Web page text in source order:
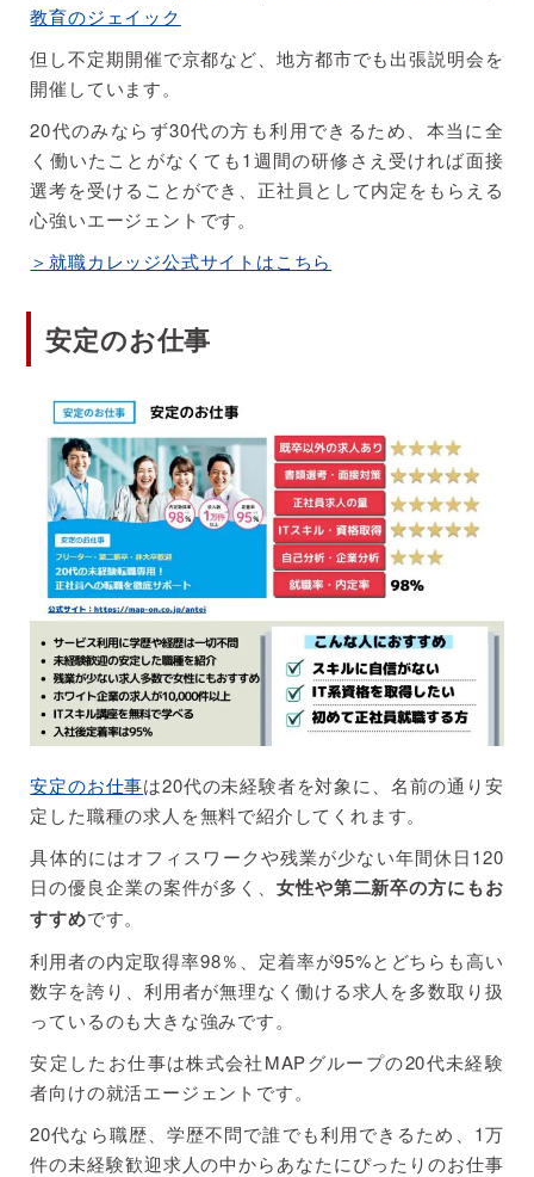
教育のジェイック
但し不定期開催で京都など、地方都市でも出張説明会を
開催しています。
20代のみならず30代の方も利用できるため、本当に全
く働いたことがなくても1週間の研修さえ受ければ面接
選考を受けることができ、正社員として内定をもらえる
心強いエージェントです。
＞就職カレッジ公式サイトはこちら
安定のお仕事
安定のお仕事は20代の未経験者を対象に、名前の通り安
定した職種の求人を無料で紹介してくれます。
具体的にはオフィスワークや残業が少ない年間休日120
日の優良企業の案件が多く、 女性や第二新卒の方にもお
すすめです。
利用者の内定取得率98％、定着率が95%とどちらも高い
数字を誇り、利用者が無理なく働ける求人を多数取り扱
っているのも大きな強みです。
安定したお仕事は株式会社MAPグループの20代未経験
者向けの就活エージェントです。
20代なら職歴、学歴不問で誰でも利用できるため、1万
件の未経験歓迎求人の中からあなたにぴったりのお仕事